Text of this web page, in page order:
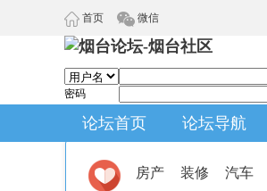
首页 微信
密码
论坛首页 论坛导航
房产 装修 汽车